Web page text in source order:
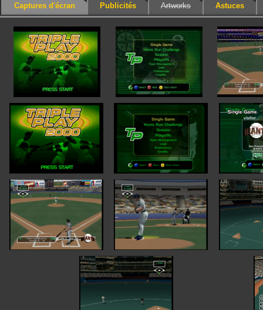
Captures d'écran Publicités Artworks Astuces